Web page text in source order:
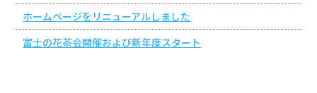
ホームページをリニューアルしました
富士の花茶会開催および新年度スタート